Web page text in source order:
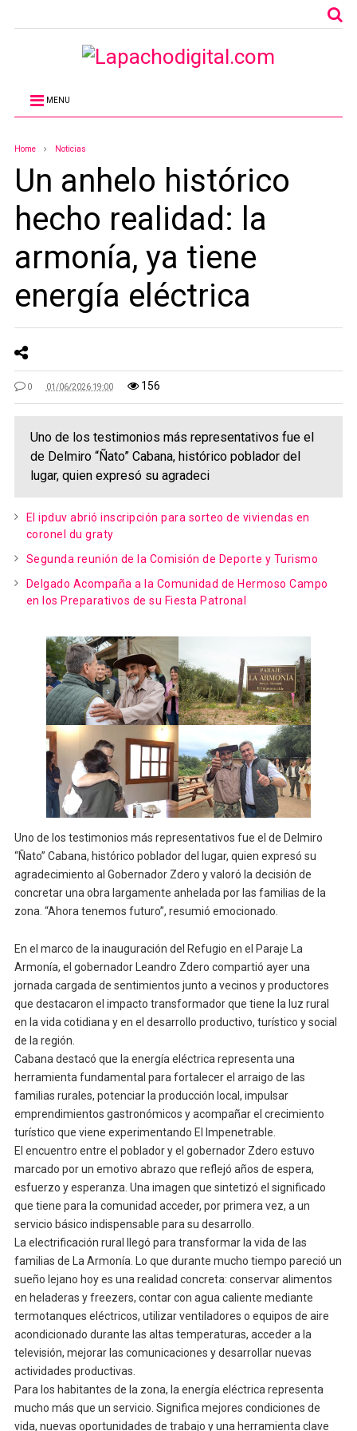
MENU
Home Noticias
Un anhelo histórico
hecho realidad: la
armonía, ya tiene
energía eléctrica
0 01/06/2026 19:00 156
Uno de los testimonios más representativos fue el
de Delmiro “Ñato” Cabana, histórico poblador del
lugar, quien expresó su agradeci
El ipduv abrió inscripción para sorteo de viviendas en
coronel du graty
Segunda reunión de la Comisión de Deporte y Turismo
Delgado Acompaña a la Comunidad de Hermoso Campo
en los Preparativos de su Fiesta Patronal
Uno de los testimonios más representativos fue el de Delmiro
“Ñato” Cabana, histórico poblador del lugar, quien expresó su
agradecimiento al Gobernador Zdero y valoró la decisión de
concretar una obra largamente anhelada por las familias de la
zona. “Ahora tenemos futuro”, resumió emocionado.
En el marco de la inauguración del Refugio en el Paraje La
Armonía, el gobernador Leandro Zdero compartió ayer una
jornada cargada de sentimientos junto a vecinos y productores
que destacaron el impacto transformador que tiene la luz rural
en la vida cotidiana y en el desarrollo productivo, turístico y social
de la región.
Cabana destacó que la energía eléctrica representa una
herramienta fundamental para fortalecer el arraigo de las
familias rurales, potenciar la producción local, impulsar
emprendimientos gastronómicos y acompañar el crecimiento
turístico que viene experimentando El Impenetrable.
El encuentro entre el poblador y el gobernador Zdero estuvo
marcado por un emotivo abrazo que reflejó años de espera,
esfuerzo y esperanza. Una imagen que sintetizó el significado
que tiene para la comunidad acceder, por primera vez, a un
servicio básico indispensable para su desarrollo.
La electrificación rural llegó para transformar la vida de las
familias de La Armonía. Lo que durante mucho tiempo pareció un
sueño lejano hoy es una realidad concreta: conservar alimentos
en heladeras y freezers, contar con agua caliente mediante
termotanques eléctricos, utilizar ventiladores o equipos de aire
acondicionado durante las altas temperaturas, acceder a la
televisión, mejorar las comunicaciones y desarrollar nuevas
actividades productivas.
Para los habitantes de la zona, la energía eléctrica representa
mucho más que un servicio. Significa mejores condiciones de
vida, nuevas oportunidades de trabajo y una herramienta clave